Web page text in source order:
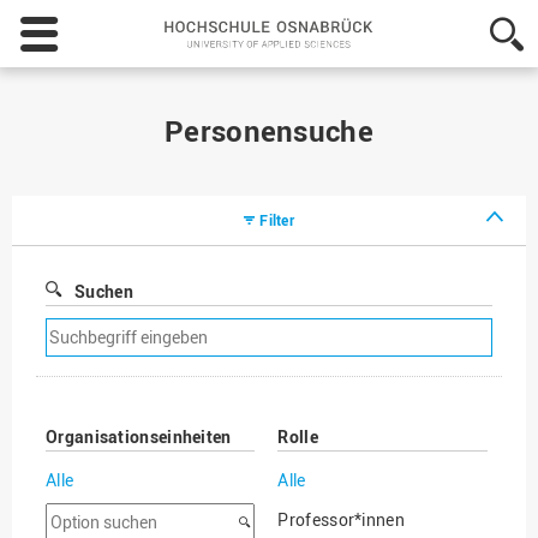
Hochschule
Osnabrück
-
Personensuche
Filter
Suchen
Suchfilter
entfernen
Organisationseinheiten
Alle
Option
Rolle
Alle
Professor*innen